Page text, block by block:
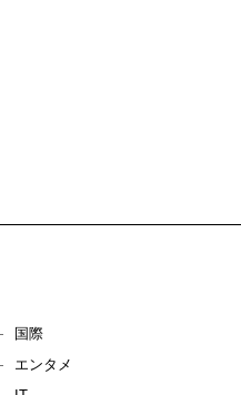
国際
エンタメ